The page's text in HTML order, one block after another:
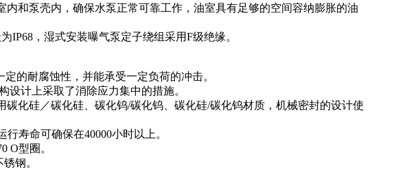
和泵壳内，确保水泵正常可靠工作，油室具有足够的空间容纳膨胀的油
，湿式安装曝气泵定子绕组采用F级绝缘。
的耐腐蚀性，并能承受一定负荷的冲击。
计上采取了消除应力集中的措施。
化硅／碳化硅、碳化钨/碳化钨、碳化硅/碳化钨材质，机械密封的设计使
寿命可确保在40000小时以上。
O型圈。
钢。